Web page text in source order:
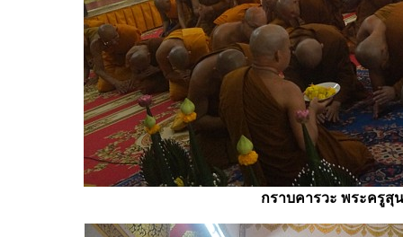
กราบคารวะ พระครูสุ